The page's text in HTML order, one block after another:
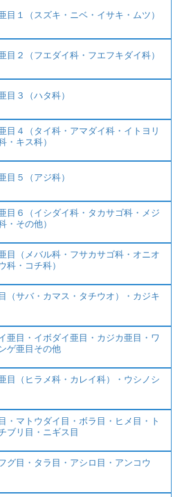
目１（スズキ・ニベ・イサキ・ムツ）
目２（フエダイ科・フエフキダイ科）
目３（ハタ科）
目４（タイ科・アマダイ科・イトヨリ
・キス科）
目５（アジ科）
目６（イシダイ科・タカサゴ科・メジ
・その他）
目（メバル科・フサカサゴ科・オニオ
科・コチ科）
（サバ・カマス・タチウオ）・カジキ
亜目・イボダイ亜目・カジカ亜目・ワ
ゲ亜目その他
目（ヒラメ科・カレイ科）・ウシノシ
・マトウダイ目・ボラ目・ヒメ目・ト
ブリ目・ニギス目
グ目・タラ目・アシロ目・アンコウ